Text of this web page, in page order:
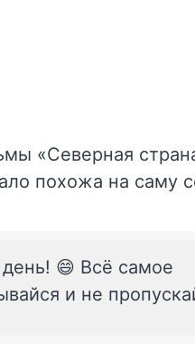
«Северная
похожа на саму
😄 Всё самое
и не